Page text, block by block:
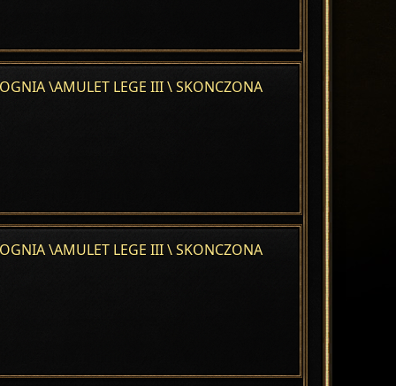
\AMULET LEGE III \ SKONCZONA
\AMULET LEGE III \ SKONCZONA